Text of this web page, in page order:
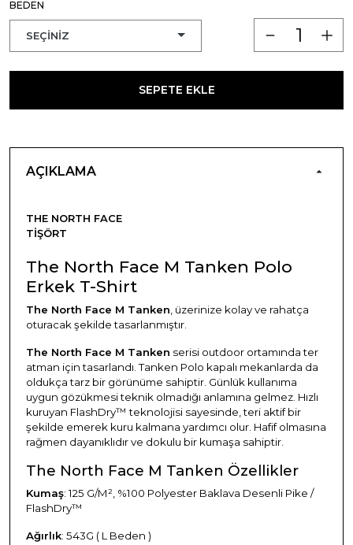
BEDEN
SEPETE EKLE
AÇIKLAMA
THE NORTH FACE
TIŞÖRT
The North Face M Tanken Polo
Erkek T-Shirt
The North Face M Tanken , üzerinize kolay ve rahatça
oturacak şekilde tasarlanmıştır.
The North Face M Tanken serisi outdoor ortamında ter
atman için tasarlandı. Tanken Polo kapalı mekanlarda da
oldukça tarz bir görünüme sahiptir. Günlük kullanıma
uygun gözükmesi teknik olmadığı anlamına gelmez. Hızlı
kuruyan FlashDry™ teknolojisi sayesinde, teri aktif bir
şekilde emerek kuru kalmana yardımcı olur. Hafif olmasına
rağmen dayanıklıdır ve dokulu bir kumaşa sahiptir.
The North Face M Tanken Özellikler
Kumaş: 125 G/M², %100 Polyester Baklava Desenli Pike /
FlashDry™
Ağırlık: 543G ( L Beden )